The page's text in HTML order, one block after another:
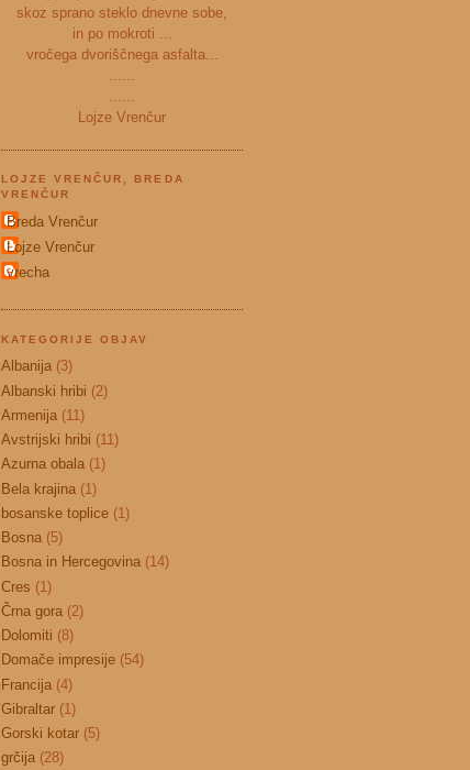
skoz sprano steklo dnevne sobe,
in po mokroti ...
vročega dvoriščnega asfalta...
......
......
Lojze Vrenčur
LOJZE VRENČUR, BREDA
VRENČUR
Breda Vrenčur
Lojze Vrenčur
vrecha
KATEGORIJE OBJAV
Albanija (3)
Albanski hribi (2)
Armenija (11)
Avstrijski hribi (11)
Azurna obala (1)
Bela krajina (1)
bosanske toplice (1)
Bosna (5)
Bosna in Hercegovina (14)
Cres (1)
Črna gora (2)
Dolomiti (8)
Domače impresije (54)
Francija (4)
Gibraltar (1)
Gorski kotar (5)
grčija (28)